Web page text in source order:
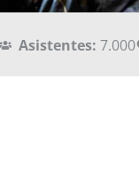
Asistentes: 7.000